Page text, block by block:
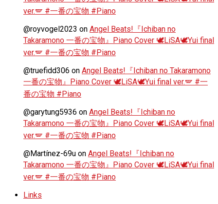
ver.🪽 #一番の宝物 #Piano
@royvogel2023 on Angel Beats!『Ichiban no
Takaramono 一番の宝物』Piano Cover 🕊️LiSA🕊️Yui final
ver.🪽 #一番の宝物 #Piano
@truefidd306 on Angel Beats!『Ichiban no Takaramono
一番の宝物』Piano Cover 🕊️LiSA🕊️Yui final ver.🪽 #一
番の宝物 #Piano
@garytung5936 on Angel Beats!『Ichiban no
Takaramono 一番の宝物』Piano Cover 🕊️LiSA🕊️Yui final
ver.🪽 #一番の宝物 #Piano
@Martínez-69u on Angel Beats!『Ichiban no
Takaramono 一番の宝物』Piano Cover 🕊️LiSA🕊️Yui final
ver.🪽 #一番の宝物 #Piano
Links